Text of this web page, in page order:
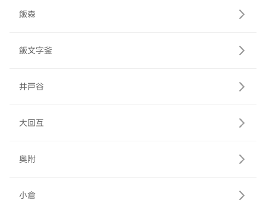
飯森
飯文字釜
井戸谷
大回互
奥附
小倉